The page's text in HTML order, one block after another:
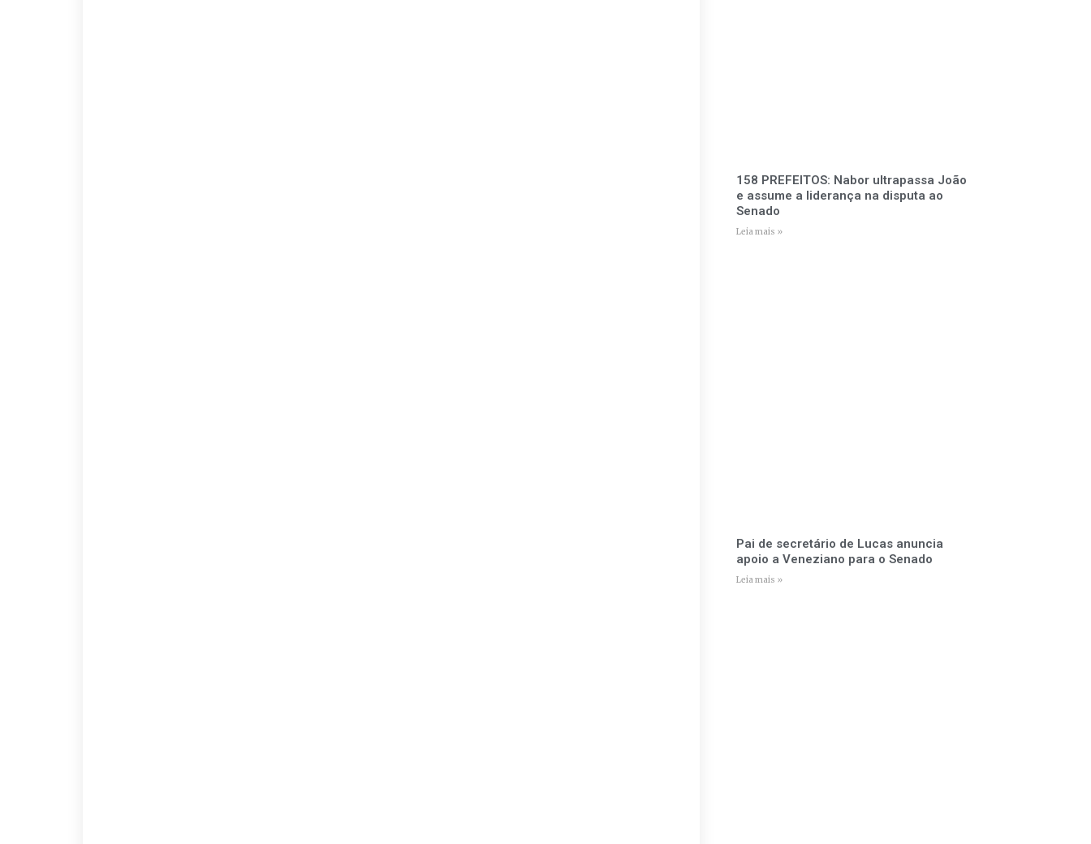
158 PREFEITOS: Nabor ultrapassa João
e assume a liderança na disputa ao
Senado
Leia mais »
Pai de secretário de Lucas anuncia
apoio a Veneziano para o Senado
Leia mais »